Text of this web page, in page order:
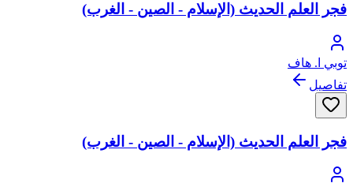
فجر العلم الحديث (الإسلام - الصين - الغرب)
توبي ا. هاف
تفاصيل
فجر العلم الحديث (الإسلام - الصين - الغرب)